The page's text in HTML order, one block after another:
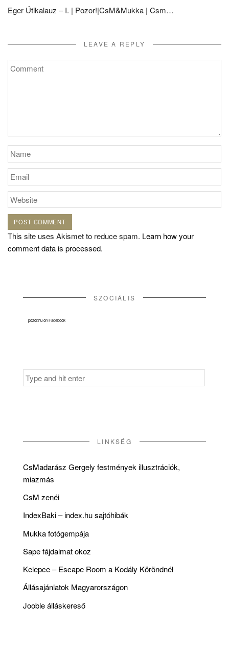
Eger Útikalauz – I. | Pozor!|CsM&Mukka | Csm…
LEAVE A REPLY
This site uses Akismet to reduce spam. Learn how your
comment data is processed.
SZOCIÁLIS
pozor.huon Facebook
Search
for:
LINKSÉG
CsMadarász Gergely festmények illusztrációk,
miazmás
CsM zenéi
IndexBaki – index.hu sajtóhibák
Mukka fotógempája
Sape fájdalmat okoz
Kelepce – Escape Room a Kodály Köröndnél
Állásajánlatok Magyarországon
Jooble álláskereső